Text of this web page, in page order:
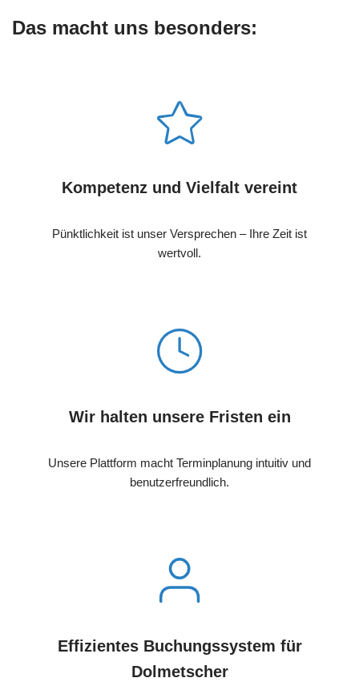
Das macht uns besonders:
Kompetenz und Vielfalt vereint
Pünktlichkeit ist unser Versprechen – Ihre Zeit ist
wertvoll.
Wir halten unsere Fristen ein
Unsere Plattform macht Terminplanung intuitiv und
benutzerfreundlich.
Effizientes Buchungssystem für
Dolmetscher